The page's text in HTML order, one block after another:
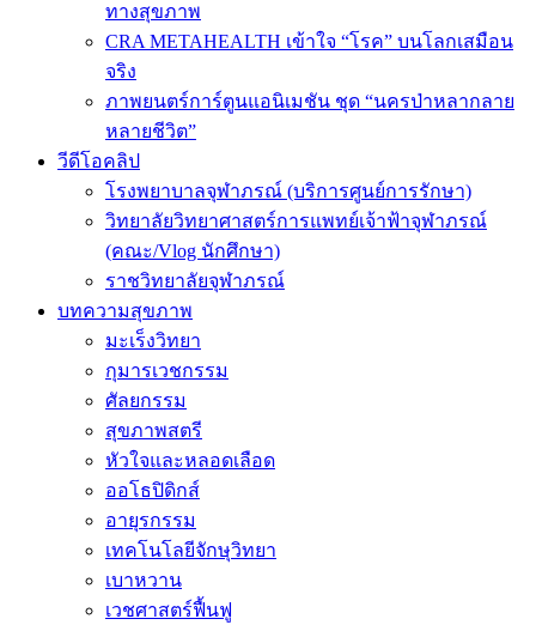
ทางสุขภาพ
CRA METAHEALTH เข้าใจ “โรค” บนโลกเสมือน
จริง
ภาพยนตร์การ์ตูนแอนิเมชัน ชุด “นครป่าหลากลาย
หลายชีวิต”
วีดีโอคลิป
โรงพยาบาลจุฬาภรณ์ (บริการศูนย์การรักษา)
วิทยาลัยวิทยาศาสตร์การแพทย์เจ้าฟ้าจุฬาภรณ์
(คณะ/Vlog นักศึกษา)
ราชวิทยาลัยจุฬาภรณ์
บทความสุขภาพ
มะเร็งวิทยา
กุมารเวชกรรม
ศัลยกรรม
สุขภาพสตรี
หัวใจและหลอดเลือด
ออโธปิดิกส์
อายุรกรรม
เทคโนโลยีจักษุวิทยา
เบาหวาน
เวชศาสตร์ฟื้นฟู